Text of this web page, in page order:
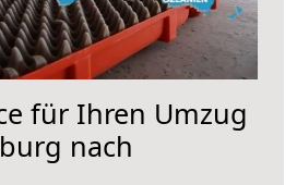
für Ihren Umzug
nach